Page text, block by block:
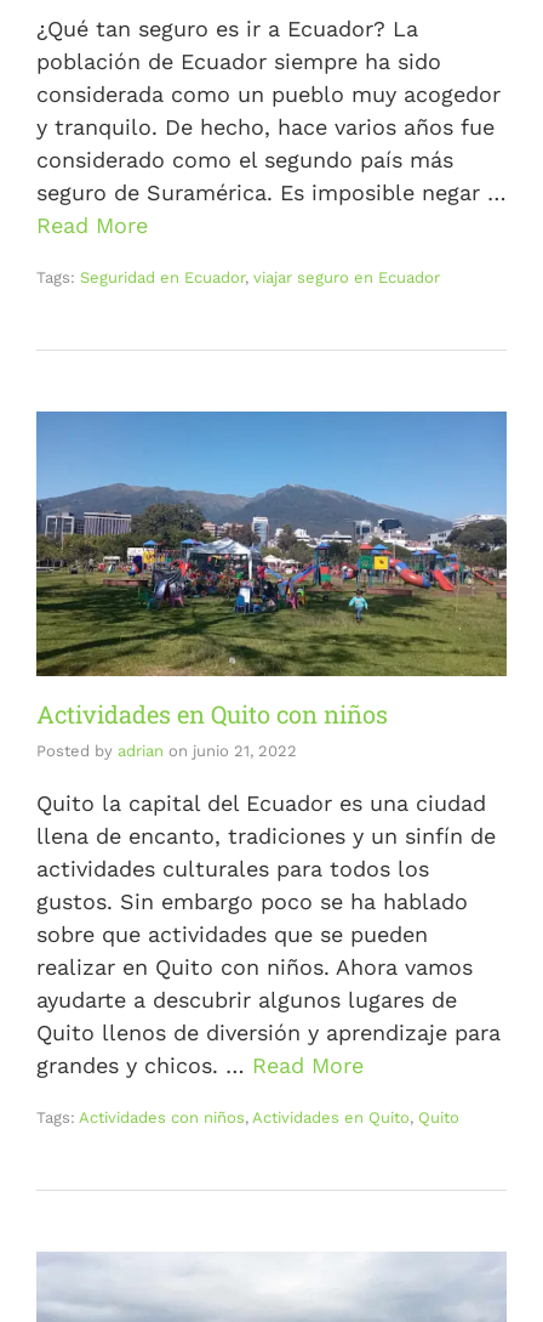
¿Qué tan seguro es ir a Ecuador? La
población de Ecuador siempre ha sido
considerada como un pueblo muy acogedor
y tranquilo. De hecho, hace varios años fue
considerado como el segundo país más
seguro de Suramérica. Es imposible negar …
Read More
Tags: Seguridad en Ecuador, viajar seguro en Ecuador
Actividades en Quito con niños
Posted by adrian on junio 21, 2022
Quito la capital del Ecuador es una ciudad
llena de encanto, tradiciones y un sinfín de
actividades culturales para todos los
gustos. Sin embargo poco se ha hablado
sobre que actividades que se pueden
realizar en Quito con niños. Ahora vamos
ayudarte a descubrir algunos lugares de
Quito llenos de diversión y aprendizaje para
grandes y chicos. … Read More
Tags: Actividades con niños, Actividades en Quito, Quito